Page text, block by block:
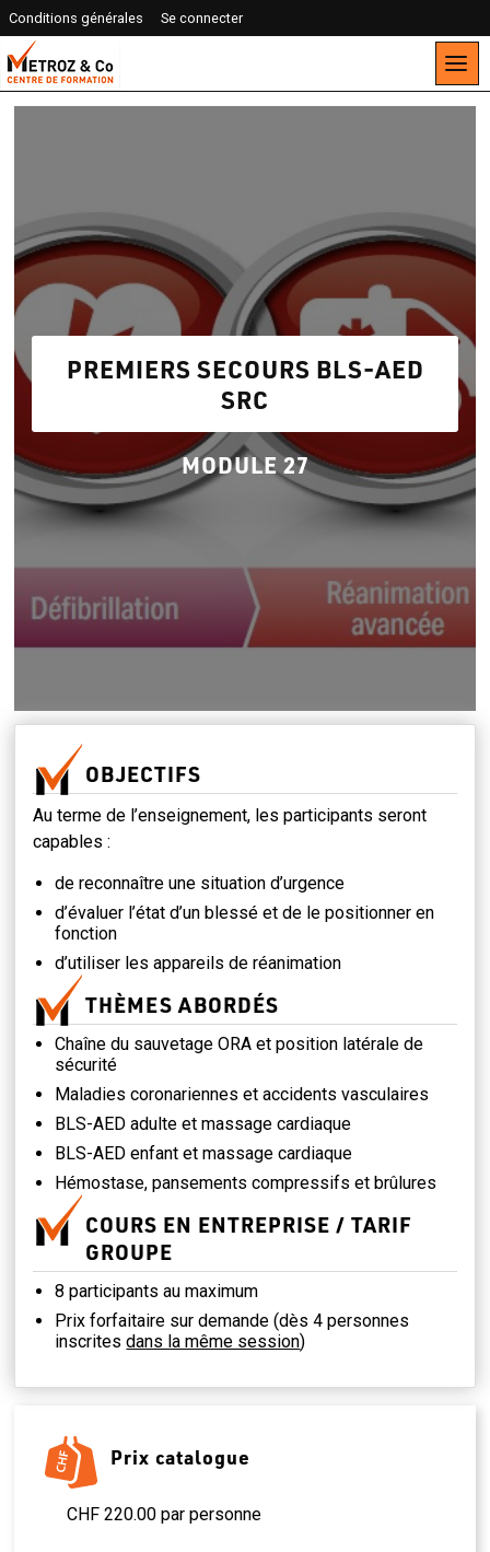
Conditions générales Se connecter
PREMIERS SECOURS BLS-AED
SRC
MODULE 27
OBJECTIFS
Au terme de l’enseignement, les participants seront
capables :
de reconnaître une situation d’urgence
d’évaluer l’état d’un blessé et de le positionner en
fonction
d’utiliser les appareils de réanimation
THÈMES ABORDÉS
Chaîne du sauvetage ORA et position latérale de
sécurité
Maladies coronariennes et accidents vasculaires
BLS-AED adulte et massage cardiaque
BLS-AED enfant et massage cardiaque
Hémostase, pansements compressifs et brûlures
COURS EN ENTREPRISE / TARIF
GROUPE
8 participants au maximum
Prix forfaitaire sur demande (dès 4 personnes
inscritesdans la même session)
Prix catalogue
CHF 220.00 par personne